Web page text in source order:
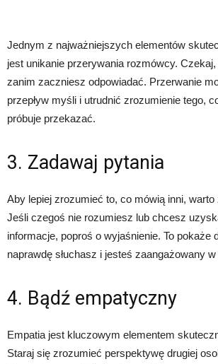
Jednym z najważniejszych elementów
jest unikanie przerywania rozmówcy.
zanim zaczniesz odpowiadać. Przerwanie
przepływ myśli i utrudnić zrozumienie tego,
próbuje przekazać.
3. Zadawaj pytania
Aby lepiej zrozumieć to, co mówią inni, warto
Jeśli czegoś nie rozumiesz lub chcesz
informacje, poproś o wyjaśnienie. To pokaże
naprawdę słuchasz i jesteś zaangażowany
4. Bądź empatyczny
Empatia jest kluczowym elementem
Staraj się zrozumieć perspektywę drugiej